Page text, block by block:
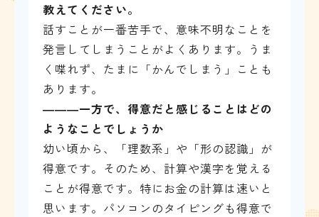
教えてください。
話すことが一番苦手で、意味不明なことを
発言してしまうことがよくあります。うま
く喋れず、たまに「かんでしまう」ことも
あります。
―――一方で、得意だと感じることはどの
ようなことでしょうか
幼い頃から、「理数系」や「形の認識」が
得意です。そのため、計算や漢字を覚える
ことが得意です。特にお金の計算は速いと
思います。パソコンのタイピングも得意で